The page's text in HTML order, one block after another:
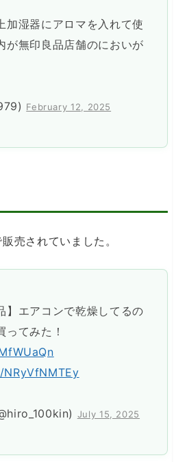
加湿器にアロマを入れて使
が無印良品店舗のにおいが
February 12, 2025
売されていました。
】エアコンで乾燥してるの
ってみた！
July 15, 2025